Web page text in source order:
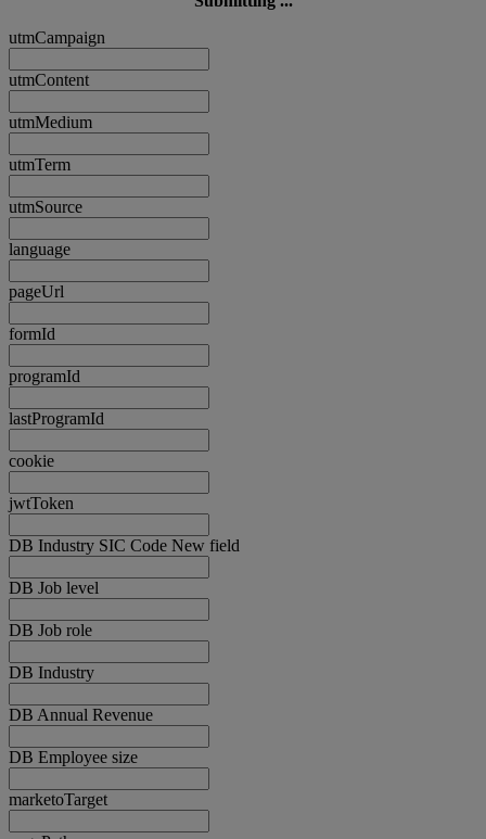
utmCampaign
utmContent
utmMedium
utmTerm
utmSource
language
pageUrl
formId
programId
lastProgramId
cookie
jwtToken
DB Industry SIC Code New field
DB Job level
DB Job role
DB Industry
DB Annual Revenue
DB Employee size
marketoTarget